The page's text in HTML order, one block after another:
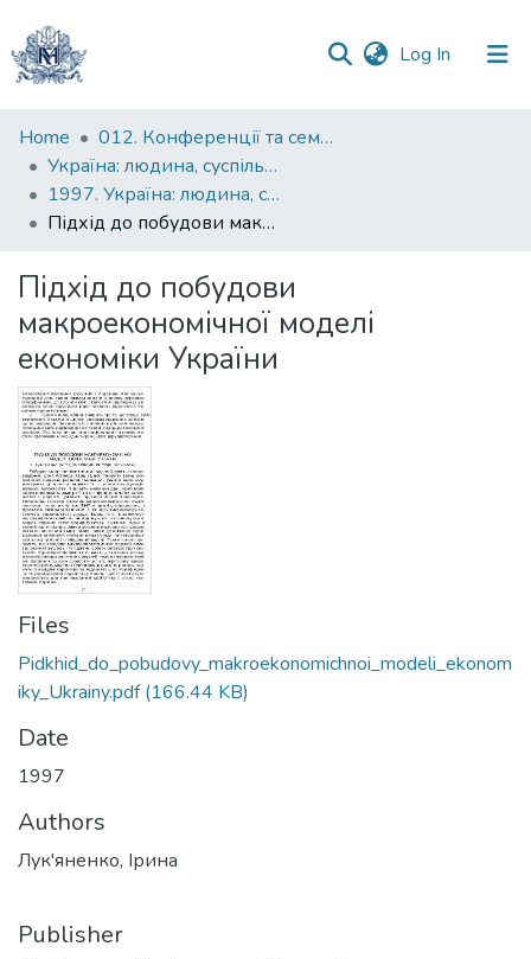
Log In (current)
Communities
&
Collections
All of DSpace
Statistics
Home
012. Конференції та семінари НаУКМА
Україна: людина, суспільство, природа : щорічна наукова конференція
1997. Україна: людина, суспільство, природа : третя щорічна наукова конференція, присвячена 400-й річниці народження і 350-й річниці смерті Петра Могили : тези доповідей
Підхід до побудови макроекономічної моделі економіки України
Підхід до побудови
макроекономічної моделі
економіки України
Files
Pidkhid_do_pobudovy_makroekonomichnoi_modeli_ekonom
iky_Ukrainy.pdf(166.44 KB)
Date
1997
Authors
Лук'яненко, Ірина
Publisher